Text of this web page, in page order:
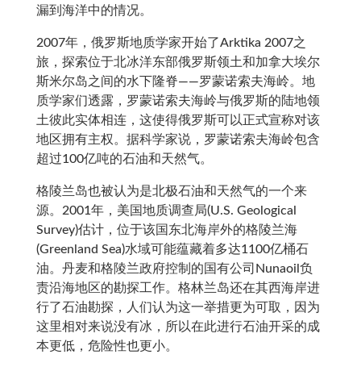
漏到海洋中的情况。
2007年，俄罗斯地质学家开始了Arktika 2007之
旅，探索位于北冰洋东部俄罗斯领土和加拿大埃尔
斯米尔岛之间的水下隆脊——罗蒙诺索夫海岭。地
质学家们透露，罗蒙诺索夫海岭与俄罗斯的陆地领
土彼此实体相连，这使得俄罗斯可以正式宣称对该
地区拥有主权。据科学家说，罗蒙诺索夫海岭包含
超过100亿吨的石油和天然气。
格陵兰岛也被认为是北极石油和天然气的一个来
源。2001年，美国地质调查局(U.S. Geological
Survey)估计，位于该国东北海岸外的格陵兰海
(Greenland Sea)水域可能蕴藏着多达1100亿桶石
油。丹麦和格陵兰政府控制的国有公司Nunaoil负
责沿海地区的勘探工作。格林兰岛还在其西海岸进
行了石油勘探，人们认为这一举措更为可取，因为
这里相对来说没有冰，所以在此进行石油开采的成
本更低，危险性也更小。